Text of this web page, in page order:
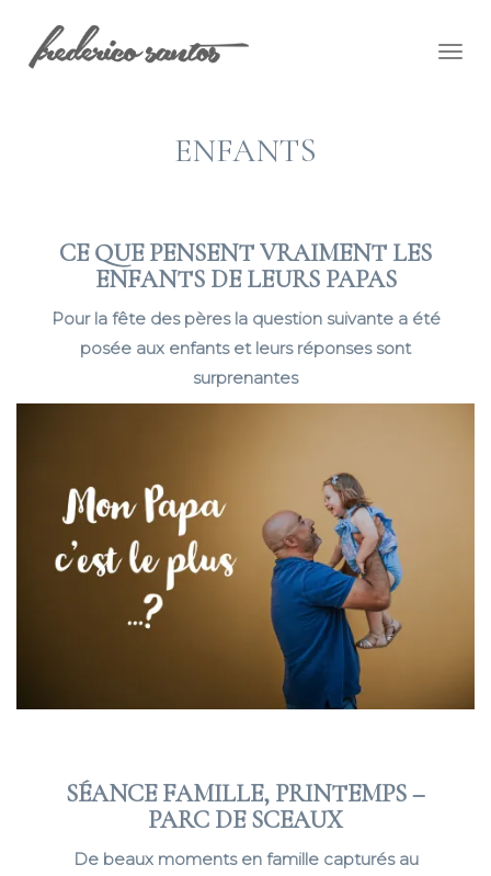
ENFANTS
CE QUE PENSENT VRAIMENT LES
ENFANTS DE LEURS PAPAS
Pour la fête des pères la question suivante a été
posée aux enfants et leurs réponses sont
surprenantes
SÉANCE FAMILLE, PRINTEMPS –
PARC DE SCEAUX
De beaux moments en famille capturés au